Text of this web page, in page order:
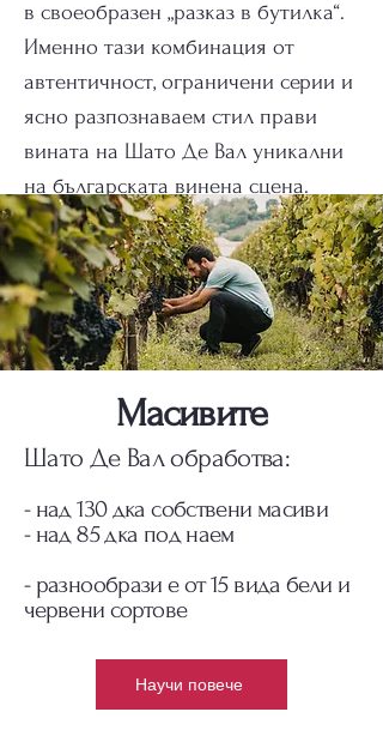
в своеобразен „разказ в бутилка“.
Именно тази комбинация от
автентичност, ограничени серии и
ясно разпознаваем стил прави
вината на Шато Де Вал уникални
на българската винена сцена.
Масивите
Шато Де Вал обработва:
- над 130 дка собствени масиви
- над 85 дка под наем
- разнообрази е от 15 вида бели и
червени сортове
Научи повече